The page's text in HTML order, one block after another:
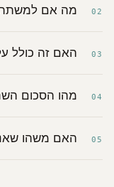
02 מה אם
03 האם זה כולל
04 מהו הסכום
05 האם משהו